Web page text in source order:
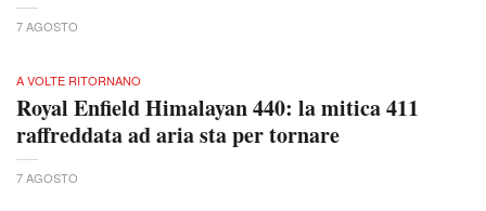
7 AGOSTO
A VOLTE RITORNANO
Royal Enfield Himalayan 440: la mitica 411
raffreddata ad aria sta per tornare
7 AGOSTO